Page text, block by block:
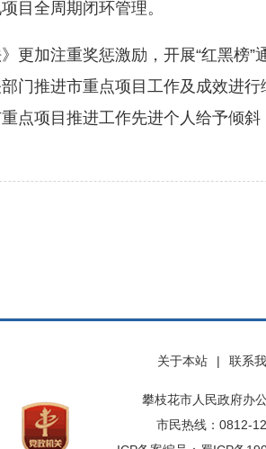
目全周期闭环管理。
加注重奖惩激励，开展“红黑榜”
门推进市重点项目工作及成效进
点项目推进工作先进个人给予倾
关于本站 | 联系
攀枝花市人民政府办
市民热线：0812-